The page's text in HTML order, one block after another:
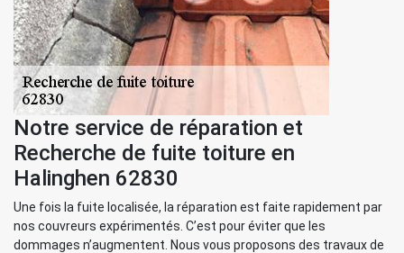
Notre service de réparation et
Recherche de fuite toiture en
Halinghen 62830
Une fois la fuite localisée, la réparation est faite rapidement par
nos couvreurs expérimentés. C’est pour éviter que les
dommages n’augmentent. Nous vous proposons des travaux de